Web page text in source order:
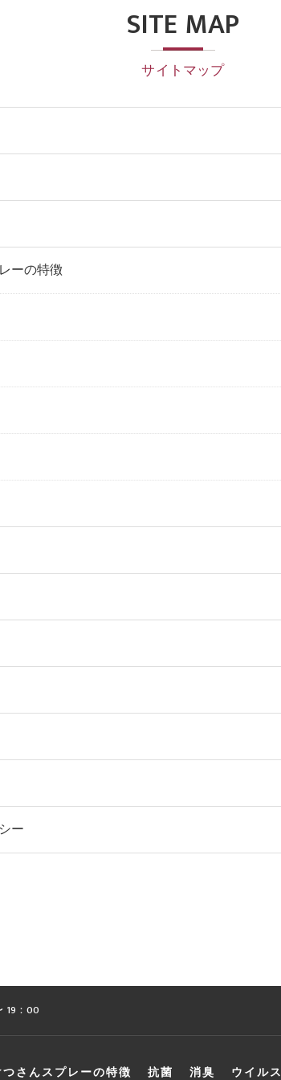
サイトマップ
SITE MAP
ーの特徴
ー
19：00
さんスプレーの特徴 抗菌 消臭 ウイルス